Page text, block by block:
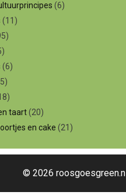
(6)
(11)
(6)
taart(20)
en cake (21)
© 2026 roosgoesgreen.nl